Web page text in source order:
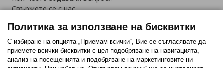
Свържете се с нас
Политика за използване на бисквитки
С избиране на опцията „Приемам всички“, Вие се съгласявате да
приемете всички бисквитки с цел подобряване на навигацията,
анализ на посещенията и подобряване на маркетинговите ни